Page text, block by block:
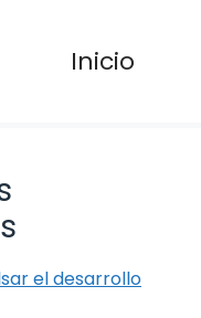
Inicio
el desarrollo